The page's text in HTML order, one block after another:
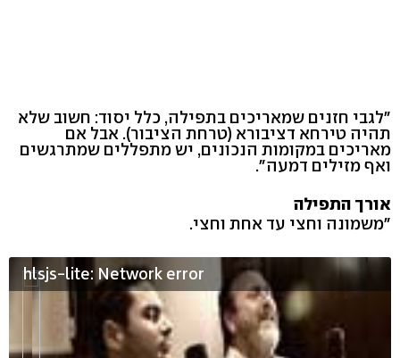
"לגבי חזנים שמאריכים בתפילה, כלל יסוד: חשוב שלא
תהיה טירחא דציבורא (טרחת הציבור). אבל אם
מאריכים במקומות הנכונים, יש מתפללים שמתרגשים
ואף מזילים דמעה".
אורך התפילה
"משמונה וחצי עד אחת וחצי.
hlsjs-lite: Network error